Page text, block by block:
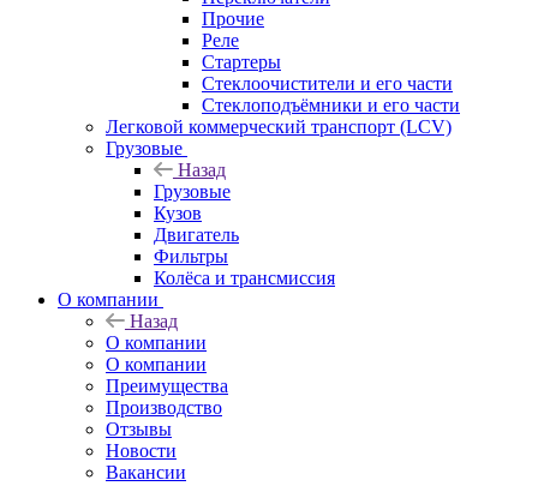
Прочие
Реле
Стартеры
Стеклоочистители и его части
Стеклоподъёмники и его части
Легковой коммерческий транспорт (LCV)
Грузовые
Назад
Грузовые
Кузов
Двигатель
Фильтры
Колёса и трансмиссия
О компании
Назад
О компании
О компании
Преимущества
Производство
Отзывы
Новости
Вакансии